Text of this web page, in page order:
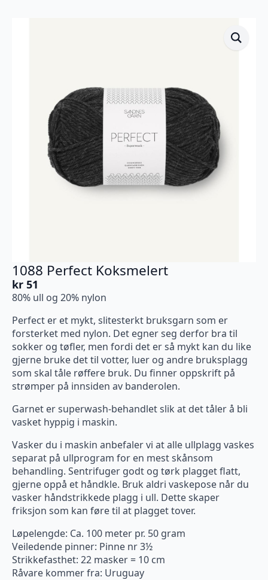
1088 Perfect Koksmelert
kr 51
80% ull og 20% nylon
Perfect er et mykt, slitesterkt bruksgarn som er
forsterket med nylon. Det egner seg derfor bra til
sokker og tøfler, men fordi det er så mykt kan du like
gjerne bruke det til votter, luer og andre bruksplagg
som skal tåle røffere bruk. Du finner oppskrift på
strømper på innsiden av banderolen.
Garnet er superwash-behandlet slik at det tåler å bli
vasket hyppig i maskin.
Vasker du i maskin anbefaler vi at alle ullplagg vaskes
separat på ullprogram for en mest skånsom
behandling. Sentrifuger godt og tørk plagget flatt,
gjerne oppå et håndkle. Bruk aldri vaskepose når du
vasker håndstrikkede plagg i ull. Dette skaper
friksjon som kan føre til at plagget tover.
Løpelengde: Ca. 100 meter pr. 50 gram
Veiledende pinner: Pinne nr 3½
Strikkefasthet: 22 masker = 10 cm
Råvare kommer fra: Uruguay